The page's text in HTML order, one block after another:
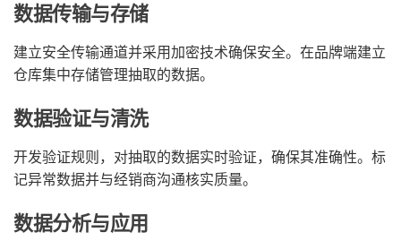
数据传输与存储
建立安全传输通道并采用加密技术确保安全。在品牌端建立
仓库集中存储管理抽取的数据。
数据验证与清洗
开发验证规则，对抽取的数据实时验证，确保其准确性。标
记异常数据并与经销商沟通核实质量。
数据分析与应用